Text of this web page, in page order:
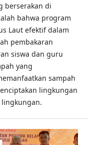
berserakan di
bahwa program
Laut efektif dalam
pembakaran
siswa dan guru
yang
sampah
lingkungan